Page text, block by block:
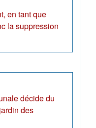
en tant que
la suppression
décide du
des